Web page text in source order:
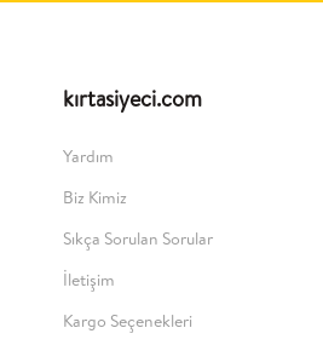
kırtasiyeci.com
Yardım
Biz Kimiz
Sıkça Sorulan Sorular
İletişim
Kargo Seçenekleri